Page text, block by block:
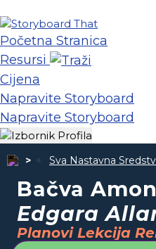
Početna Stranica
Resursi
Cijena
Napravite Storyboard
Napravite Storyboard
Sva Nastavna
Bačva
Edgara
Planovi Lekcija